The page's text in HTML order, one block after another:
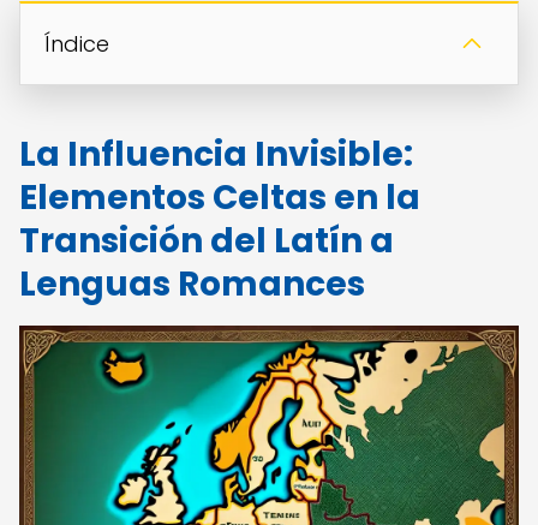
Índice
La Influencia Invisible:
Elementos Celtas en la
Transición del Latín a
Lenguas Romances